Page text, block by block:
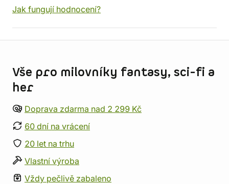
Jak fungují hodnocení?
Vše pro milovníky fantasy, sci-fi a
her
Doprava zdarma nad 2 299 Kč
60 dní na vrácení
20 let na trhu
Vlastní výroba
Vždy pečlivě zabaleno